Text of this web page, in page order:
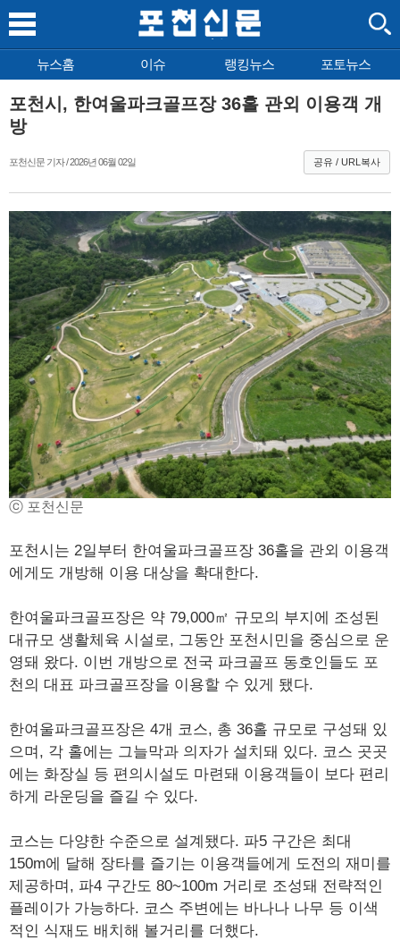
뉴스홈 이슈 랭킹뉴스 포토뉴스
포천시, 한여울파크골프장 36홀 관외 이용객 개
방
포천신문 기자 / 2026년 06월 02일 공유 / URL복사
ⓒ 포천신문
포천시는 2일부터 한여울파크골프장 36홀을 관외 이용객
에게도 개방해 이용 대상을 확대한다.
한여울파크골프장은 약 79,000㎡ 규모의 부지에 조성된
대규모 생활체육 시설로, 그동안 포천시민을 중심으로 운
영돼 왔다. 이번 개방으로 전국 파크골프 동호인들도 포
천의 대표 파크골프장을 이용할 수 있게 됐다.
한여울파크골프장은 4개 코스, 총 36홀 규모로 구성돼 있
으며, 각 홀에는 그늘막과 의자가 설치돼 있다. 코스 곳곳
에는 화장실 등 편의시설도 마련돼 이용객들이 보다 편리
하게 라운딩을 즐길 수 있다.
코스는 다양한 수준으로 설계됐다. 파5 구간은 최대
150m에 달해 장타를 즐기는 이용객들에게 도전의 재미를
제공하며, 파4 구간도 80~100m 거리로 조성돼 전략적인
플레이가 가능하다. 코스 주변에는 바나나 나무 등 이색
적인 식재도 배치해 볼거리를 더했다.